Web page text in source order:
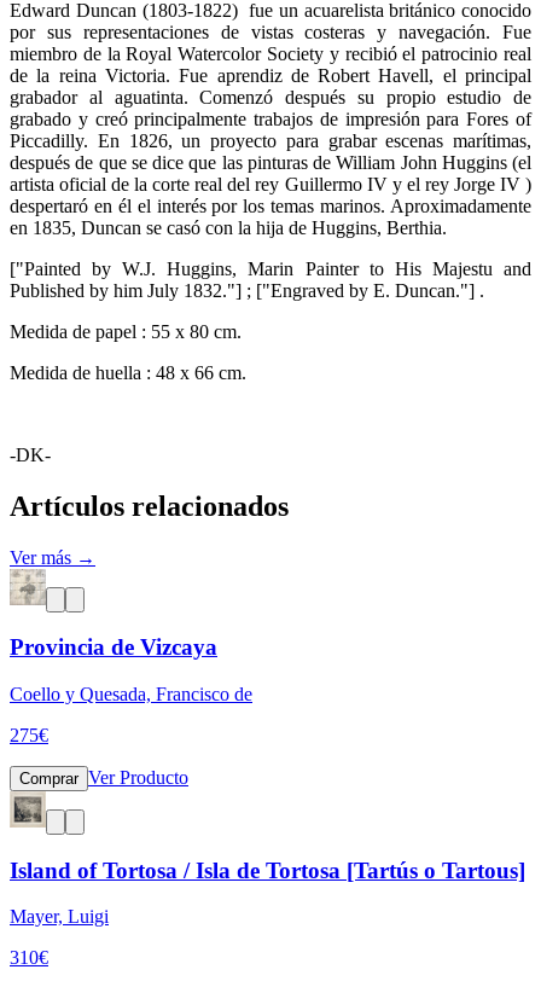
Edward Duncan (1803-1822) fue un acuarelista británico conocido
por sus representaciones de vistas costeras y navegación. Fue
miembro de la Royal Watercolor Society y recibió el patrocinio real
de la reina Victoria. Fue aprendiz de Robert Havell, el principal
grabador al aguatinta. Comenzó después su propio estudio de
grabado y creó principalmente trabajos de impresión para Fores of
Piccadilly. En 1826, un proyecto para grabar escenas marítimas,
después de que se dice que las pinturas de William John Huggins (el
artista oficial de la corte real del rey Guillermo IV y el rey Jorge IV )
despertaró en él el interés por los temas marinos. Aproximadamente
en 1835, Duncan se casó con la hija de Huggins, Berthia.
["Painted by W.J. Huggins, Marin Painter to His Majestu and
Published by him July 1832."] ; ["Engraved by E. Duncan."] .
Medida de papel : 55 x 80 cm.
Medida de huella : 48 x 66 cm.
-DK-
Artículos relacionados
Ver más →
Provincia de Vizcaya
Coello y Quesada, Francisco de
275€
Comprar Ver Producto
Island of Tortosa / Isla de Tortosa [Tartús o Tartous]
Mayer, Luigi
310€